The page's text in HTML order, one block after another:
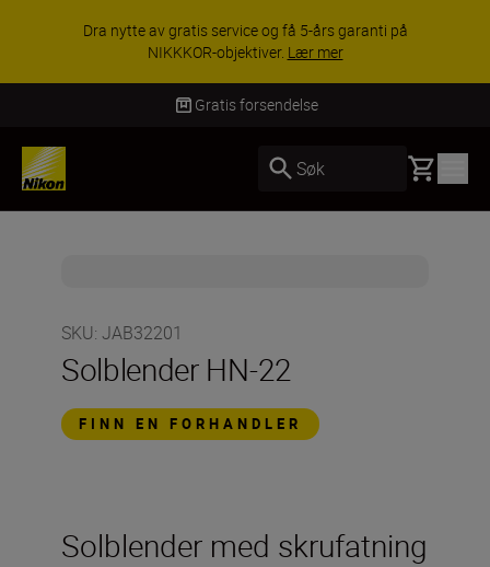
Dra nytte av gratis service og få 5-års garanti på
NIKKKOR-objektiver. Lær mer
Gratis forsendelse
Søk Basket
SKU: JAB32201
Solblender HN-22
FINN EN FORHANDLER
Solblender med skrufatning